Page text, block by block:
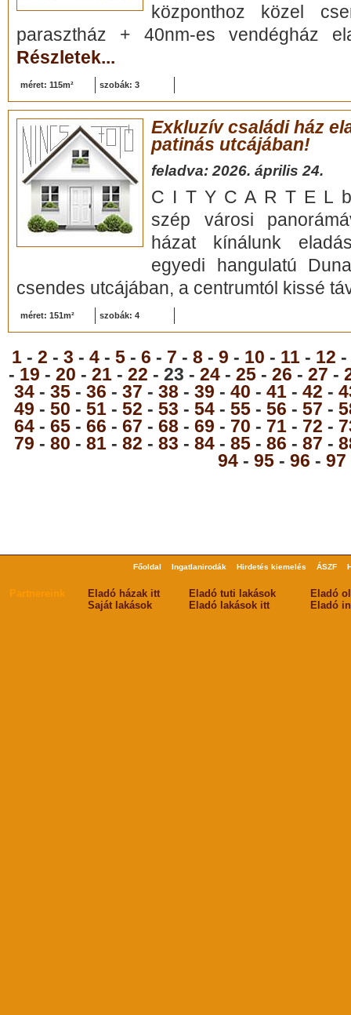
központhoz közel
parasztház + 40nm-es vendégház
Részletek...
méret: 115m² szobák: 3
Exkluzív családi ház
patinás utcájában!
feladva: 2026. április 24.
C I T Y C A R T E L
szép városi
házat kínálunk
egyedi hangulatú
csendes utcájában, a centrumtól kissé
méret: 151m² szobák: 4
1 - 2 - 3 - 4 - 5 - 6 - 7 - 8 - 9 - 10 - 11 - 12 -
- 19 - 20 - 21 - 22 - 23 - 24 - 25 - 26 - 27 -
34 - 35 - 36 - 37 - 38 - 39 - 40 - 41 - 42 -
49 - 50 - 51 - 52 - 53 - 54 - 55 - 56 - 57 -
64 - 65 - 66 - 67 - 68 - 69 - 70 - 71 - 72 -
79 - 80 - 81 - 82 - 83 - 84 - 85 - 86 - 87 -
94 - 95 - 96 - 97
Főoldal Ingatlanirodák Hirdetés kiemelés ÁSZF
Partnereink Eladó házak itt Eladó tuti lakások
Eladó
Saját lakások
Eladó lakások itt Eladó